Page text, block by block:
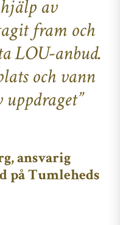
av
fram och
LOU-anbud.
och vann
uppdraget”
ansvarig
Tumleheds